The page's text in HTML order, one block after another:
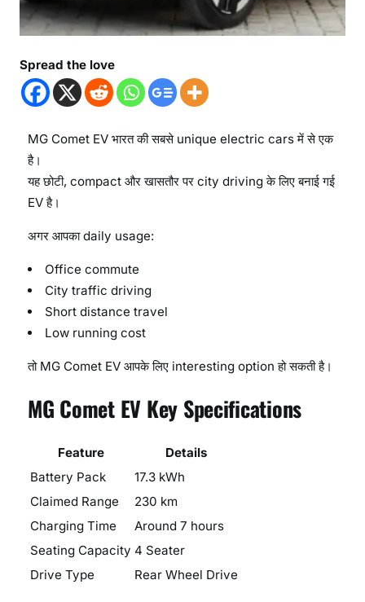
Spread the love
MG Comet EV भारत की सबसे unique electric cars में से एक
है।
यह छोटी, compact और खासतौर पर city driving के लिए बनाई गई
EV है।
अगर आपका daily usage:
Office commute
City traffic driving
Short distance travel
Low running cost
तो MG Comet EV आपके लिए interesting option हो सकती है।
MG Comet EV Key Specifications
Feature
Details
Battery Pack
17.3 kWh
Claimed Range
230 km
Charging Time
Around 7 hours
Seating Capacity 4 Seater
Drive Type
Rear Wheel Drive